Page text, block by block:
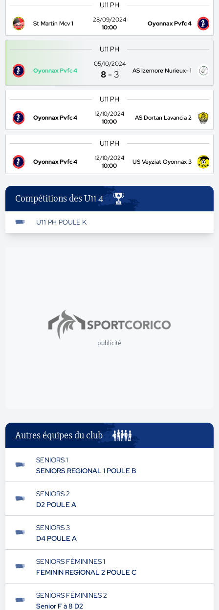
U11 PH
St Martin Mcv 1
28/09/2024
10:00
Oyonnax Pvfc 4
U11 PH
Oyonnax Pvfc 4
05/10/2024
8 - 3 AS Izernore Nurieux- 1
U11 PH
Oyonnax Pvfc 4
12/10/2024
10:00
AS Dortan Lavancia 2
U11 PH
Oyonnax Pvfc 4
12/10/2024
10:00
US Veyziat Oyonnax 3
Compétitions des U11 4
U11 PH POULE K
publicité
Autres équipes du club
SENIORS 1
SENIORS REGIONAL 1 POULE B
SENIORS 2
D2 POULE A
SENIORS 3
D4 POULE A
SENIORS FÉMININES 1
FEMININ REGIONAL 2 POULE C
SENIORS FÉMININES 2
Senior F à 8 D2